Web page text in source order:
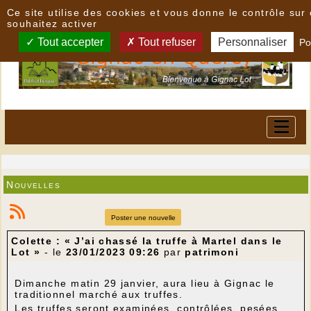
Nouvelles
Poster une nouvelle
Colette : « J’ai chassé la truffe à Martel dans le
Lot » - le 23/01/2023 09:26 par patrimoni
Dimanche matin 29 janvier, aura lieu à Gignac le
traditionnel marché aux truffes.
Les truffes seront examinées, contrôlées, pesées
Ce site utilise des cookies et vous donne le contrôle sur
souhaitez activer
Tout accepter Tout refuser Personnaliser